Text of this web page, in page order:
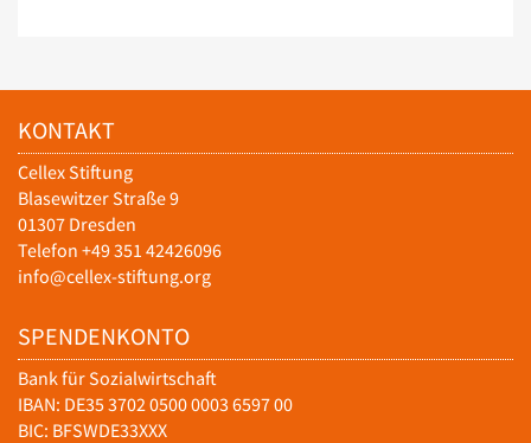
KONTAKT
Cellex Stiftung
Blasewitzer Straße 9
01307 Dresden
Telefon +49 351 42426096
info@cellex-stiftung.org
SPENDENKONTO
Bank für Sozialwirtschaft
IBAN: DE35 3702 0500 0003 6597 00
BIC: BFSWDE33XXX